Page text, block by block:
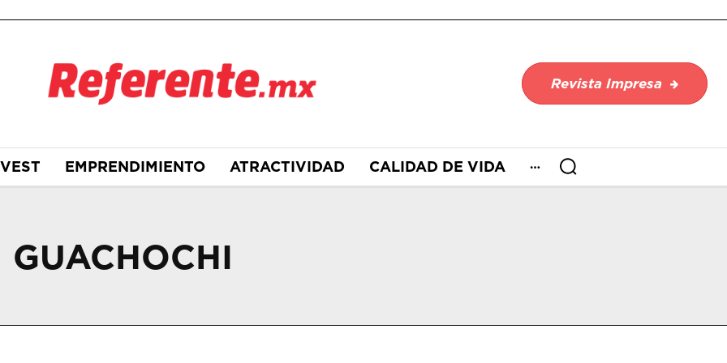
Revista Impresa
EMPRENDIMIENTO ATRACTIVIDAD CALIDAD DE VIDA